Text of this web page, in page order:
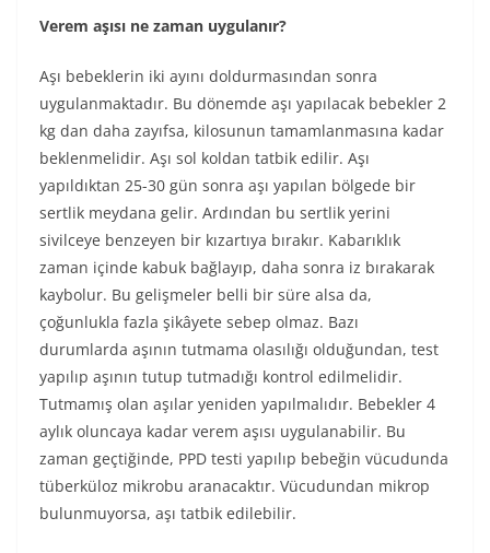
Verem aşısı ne zaman uygulanır?
Aşı bebeklerin iki ayını doldurmasından sonra
uygulanmaktadır. Bu dönemde aşı yapılacak bebekler 2
kg dan daha zayıfsa, kilosunun tamamlanmasına kadar
beklenmelidir. Aşı sol koldan tatbik edilir. Aşı
yapıldıktan 25-30 gün sonra aşı yapılan bölgede bir
sertlik meydana gelir. Ardından bu sertlik yerini
sivilceye benzeyen bir kızartıya bırakır. Kabarıklık
zaman içinde kabuk bağlayıp, daha sonra iz bırakarak
kaybolur. Bu gelişmeler belli bir süre alsa da,
çoğunlukla fazla şikâyete sebep olmaz. Bazı
durumlarda aşının tutmama olasılığı olduğundan, test
yapılıp aşının tutup tutmadığı kontrol edilmelidir.
Tutmamış olan aşılar yeniden yapılmalıdır. Bebekler 4
aylık oluncaya kadar verem aşısı uygulanabilir. Bu
zaman geçtiğinde, PPD testi yapılıp bebeğin vücudunda
tüberküloz mikrobu aranacaktır. Vücudundan mikrop
bulunmuyorsa, aşı tatbik edilebilir.